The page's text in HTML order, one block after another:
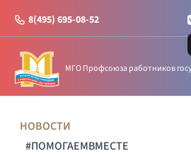
8(495) 695-08-52
МГО Профсоюза работников
НОВОСТИ
#ПОМОГАЕМВМЕСТЕ